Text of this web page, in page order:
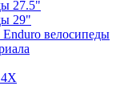
27.5"
29"
велосипеды